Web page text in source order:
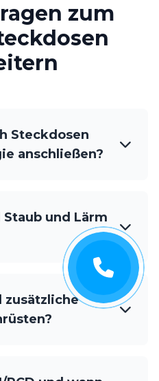
zum
Steckdosen
anschließen?
und Lärm
zusätzliche